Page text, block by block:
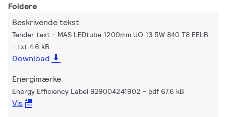
Foldere
Beskrivende tekst
Tender text - MAS LEDtube 1200mm UO 13.5W 840 T8 EELB
txt 4.6 kB
Download
Energimærke
Energy Efficiency Label 929004241902 pdf 67.6 kB
Vis